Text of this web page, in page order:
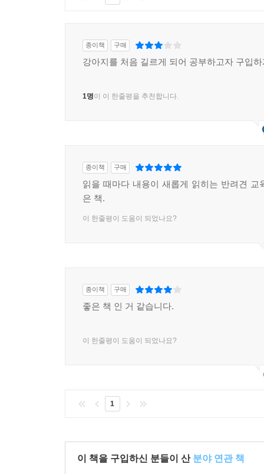
종이책 구매
강아지를 처음 길르게 되어 공부하고자 구입
1명이 이 한줄평을 추천합니다.
종이책 구매
읽을 때마다 내용이 새롭게 읽히는 반려견 교
은 책.
이 한줄평이 도움이 되었나요?
종이책 구매
좋은 책 인 거 같습니다.
이 한줄평이 도움이 되었나요?
1
이 책을 구입하신 분들이 산 분야 연관 책